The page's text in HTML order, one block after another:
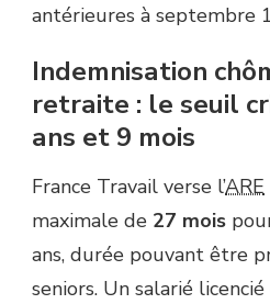
antérieures à septembre
Indemnisation
retraite : le seuil
ans et 9 mois
France Travail verse l’ARE
maximale de 27 mois
ans, durée pouvant être
seniors. Un salarié